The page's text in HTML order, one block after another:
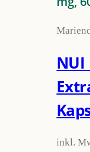
inkl.